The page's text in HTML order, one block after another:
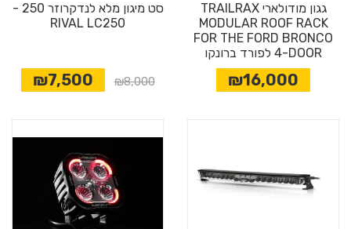
גגון מודולארי TRAILRAX
MODULAR ROOF RACK
FOR THE FORD BRONCO
4-DOOR לפורד ברונקו
₪16,000
סט מיגון מלא לנדקרוזר 250 -
RIVAL LC250
₪8,000
₪7,500